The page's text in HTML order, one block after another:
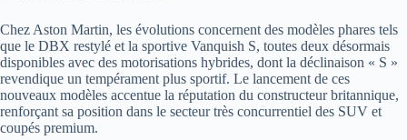
Chez Aston Martin, les évolutions concernent des modèles phares tels
que le DBX restylé et la sportive Vanquish S, toutes deux désormais
disponibles avec des motorisations hybrides, dont la déclinaison « S »
revendique un tempérament plus sportif. Le lancement de ces
nouveaux modèles accentue la réputation du constructeur britannique,
renforçant sa position dans le secteur très concurrentiel des SUV et
coupés premium.